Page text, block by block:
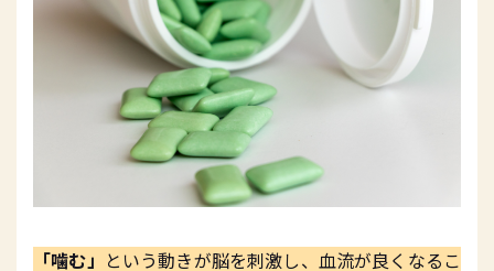
「噛む」 という動きが脳を刺激し、血流が良くなるこ